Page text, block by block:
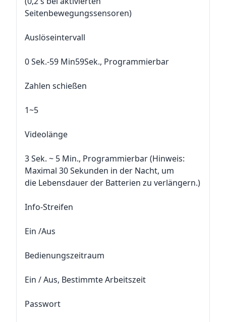
Seitenbewegungssensoren)
Auslöseintervall
0 Sek.-59 Min59Sek., Programmierbar
Zahlen schießen
1~5
Videolänge
3 Sek. ~ 5 Min., Programmierbar (Hinweis:
Maximal 30 Sekunden in der Nacht, um
die Lebensdauer der Batterien zu verlängern.)
Info-Streifen
Ein /Aus
Bedienungszeitraum
Ein / Aus, Bestimmte Arbeitszeit
Passwort